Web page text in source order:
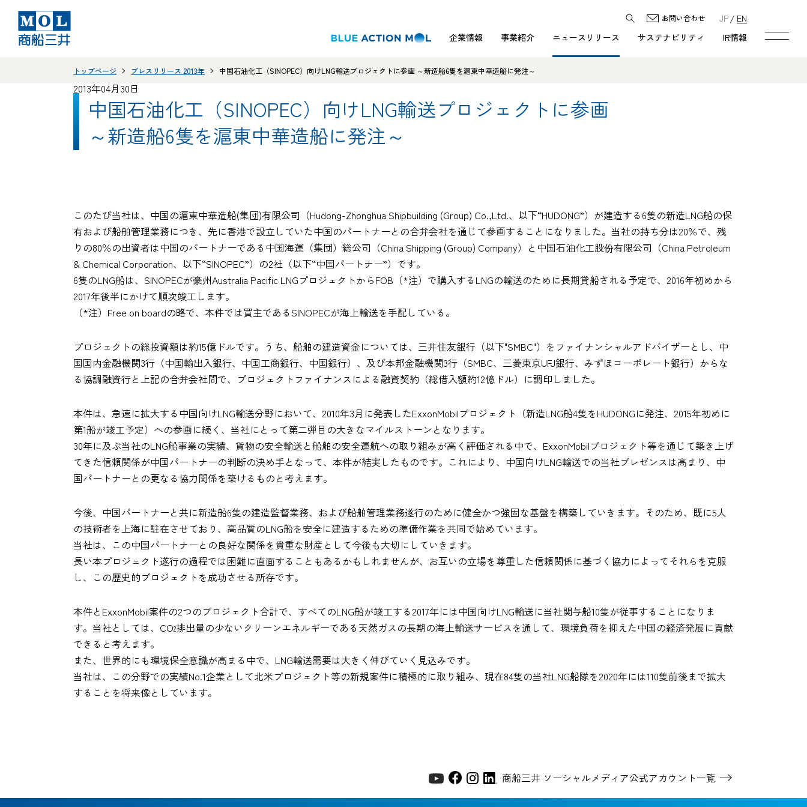
企業情報 事業紹介 ニュースリリース サステナビリティ IR情報
お問い合わせ JP EN
トップページ プレスリリース 2013年 中国石油化工（SINOPEC）向けLNG輸送プロジェクトに参画 ～新造船6隻を滬東中華造船に発注～
2013年04月30日
中国石油化工（SINOPEC）向けLNG輸送プロジェクトに参画
～新造船6隻を滬東中華造船に発注～
このたび当社は、中国の滬東中華造船(集団)有限公司（Hudong-Zhonghua Shipbuilding (Group) Co.,Ltd.、以下“HUDONG”）が建造する6隻の新造LNG船の保
有および船舶管理業務につき、先に香港で設立していた中国のパートナーとの合弁会社を通じて参画することになりました。当社の持ち分は20％で、残
りの80％の出資者は中国のパートナーである中国海運（集団）総公司（China Shipping (Group) Company）と中国石油化工股份有限公司（China Petroleum
& Chemical Corporation、以下“SINOPEC”）の2社（以下“中国パートナー”）です。
6隻のLNG船は、SINOPECが豪州Australia Pacific LNGプロジェクトからFOB（*注）で購入するLNGの輸送のために長期貸船される予定で、2016年初めから
2017年後半にかけて順次竣工します。
（*注）Free on boardの略で、本件では買主であるSINOPECが海上輸送を手配している。
プロジェクトの総投資額は約15億ドルです。うち、船舶の建造資金については、三井住友銀行（以下"SMBC"）をファイナンシャルアドバイザーとし、中
国国内金融機関3行（中国輸出入銀行、中国工商銀行、中国銀行）、及び本邦金融機関3行（SMBC、三菱東京UFJ銀行、みずほコーポレート銀行）からな
る協調融資行と上記の合弁会社間で、プロジェクトファイナンスによる融資契約（総借入額約12億ドル）に調印しました。
本件は、急速に拡大する中国向けLNG輸送分野において、2010年3月に発表したExxonMobilプロジェクト（新造LNG船4隻をHUDONGに発注、2015年初めに
第1船が竣工予定）への参画に続く、当社にとって第二弾目の大きなマイルストーンとなります。
30年に及ぶ当社のLNG船事業の実績、貨物の安全輸送と船舶の安全運航への取り組みが高く評価される中で、ExxonMobilプロジェクト等を通じて築き上げ
てきた信頼関係が中国パートナーの判断の決め手となって、本件が結実したものです。これにより、中国向けLNG輸送での当社プレゼンスは高まり、中
国パートナーとの更なる協力関係を築けるものと考えます。
今後、中国パートナーと共に新造船6隻の建造監督業務、および船舶管理業務遂行のために健全かつ強固な基盤を構築していきます。そのため、既に5人
の技術者を上海に駐在させており、高品質のLNG船を安全に建造するための準備作業を共同で始めています。
当社は、この中国パートナーとの良好な関係を貴重な財産として今後も大切にしていきます。
長い本プロジェクト遂行の過程では困難に直面することもあるかもしれませんが、お互いの立場を尊重した信頼関係に基づく協力によってそれらを克服
し、この歴史的プロジェクトを成功させる所存です。
本件とExxonMobil案件の2つのプロジェクト合計で、すべてのLNG船が竣工する2017年には中国向けLNG輸送に当社関与船10隻が従事することになりま
す。当社としては、CO2排出量の少ないクリーンエネルギーである天然ガスの長期の海上輸送サービスを通して、環境負荷を抑えた中国の経済発展に貢献
できると考えます。
また、世界的にも環境保全意識が高まる中で、LNG輸送需要は大きく伸びていく見込みです。
当社は、この分野での実績No.1企業として北米プロジェクト等の新規案件に積極的に取り組み、現在84隻の当社LNG船隊を2020年には110隻前後まで拡大
することを将来像としています。
商船三井 ソーシャルメディア公式アカウント一覧